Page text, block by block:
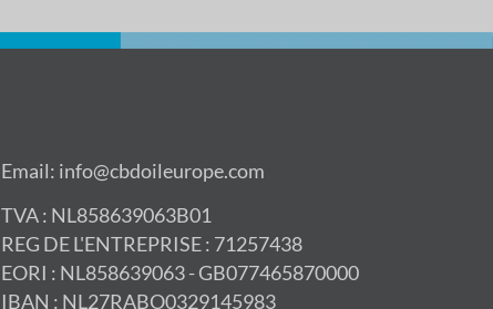
Email: info@cbdoileurope.com
TVA : NL858639063B01
REG DE L'ENTREPRISE : 71257438
EORI : NL858639063 - GB077465870000
IBAN : NL27RABO0329145983